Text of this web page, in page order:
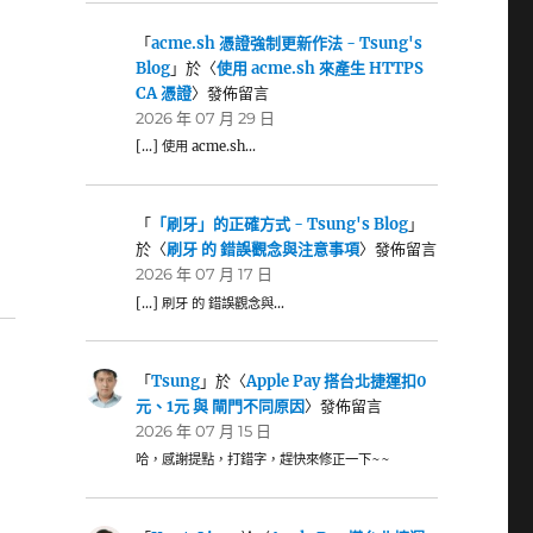
「acme.sh 憑證強制更新作法 - Tsung's
Blog」於〈使用 acme.sh 來產生 HTTPS
CA 憑證〉發佈留言
2026 年 07 月 29 日
[…] 使用 acme.sh…
「 「刷牙」的正確方式 - Tsung's Blog」
於〈刷牙 的 錯誤觀念與注意事項〉發佈留言
2026 年 07 月 17 日
[…] 刷牙 的 錯誤觀念與…
「Tsung」於〈Apple Pay 搭台北捷運扣0
元、1元 與 閘門不同原因〉發佈留言
2026 年 07 月 15 日
哈，感謝提點，打錯字，趕快來修正一下~~